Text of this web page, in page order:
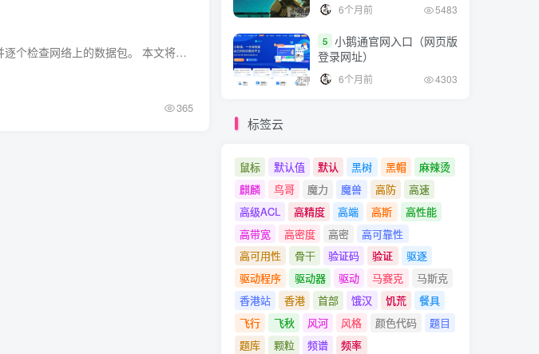
Wireshark是一款强大的网络协议分析工具，它能够捕获并逐个检查网络上的数据包。 本文将向您详细介绍如何使用Wireshark进行抓包分析，包括安装Wireshark，捕获数据包，过滤数据包和分析数据包等...
365
6个月前 5483
5 小鹅通官网入口（网页版
登录网址）
6个月前 4303
标签云
鼠标 默认值 默认 黑树 黑帽
麻辣烫
麒麟
鸟哥 魔力 魔兽 高防
高速
高级ACL
高精度 高端 高斯
高性能
高带宽
高密度 高密
高可靠性
高可用性
骨干 验证码 验证
驱逐
驱动程序
驱动器 驱动 马赛克
马斯克
香港站
香港 首部 饿汉 饥荒
餐具
飞行
飞秋 风河 风格 颜色代码
题目
题库
颗粒 频谱 频率